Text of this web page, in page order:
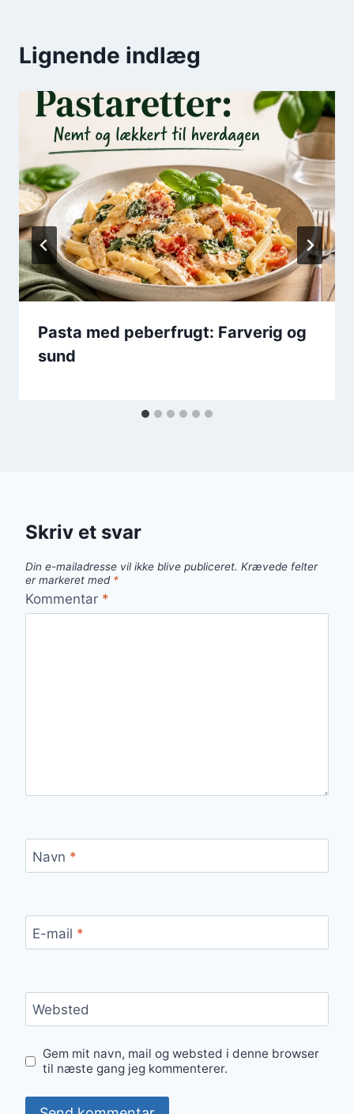
Lignende indlæg
Pasta med peberfrugt: Farverig og
sund
Skriv et svar
Din e-mailadresse vil ikke blive publiceret. Krævede felter
er markeret med *
Kommentar *
Navn *
E-mail *
Websted
Gem mit navn, mail og websted i denne browser
til næste gang jeg kommenterer.